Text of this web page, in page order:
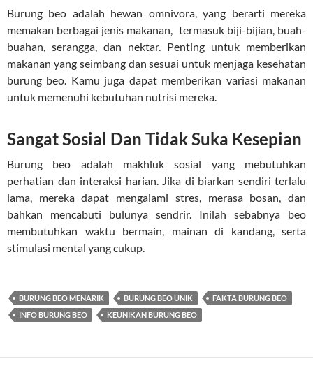
Burung beo adalah hewan omnivora, yang berarti mereka
memakan berbagai jenis makanan, termasuk biji-bijian, buah-
buahan, serangga, dan nektar. Penting untuk memberikan
makanan yang seimbang dan sesuai untuk menjaga kesehatan
burung beo. Kamu juga dapat memberikan variasi makanan
untuk memenuhi kebutuhan nutrisi mereka.
Sangat Sosial Dan Tidak Suka Kesepian
Burung beo adalah makhluk sosial yang mebutuhkan
perhatian dan interaksi harian. Jika di biarkan sendiri terlalu
lama, mereka dapat mengalami stres, merasa bosan, dan
bahkan mencabuti bulunya sendrir. Inilah sebabnya beo
membutuhkan waktu bermain, mainan di kandang, serta
stimulasi mental yang cukup.
BURUNG BEO MENARIK BURUNG BEO UNIK
FAKTA BURUNG BEO
INFO BURUNG BEO
KEUNIKAN BURUNG BEO